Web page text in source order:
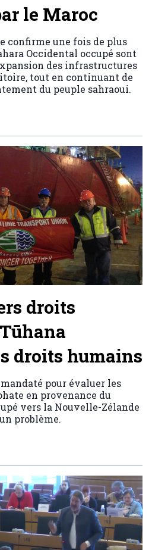
le Maroc
confirme une fois de plus
Occidental occupé sont
des infrastructures
tout en continuant de
du peuple sahraoui.
droits
droits humains
pour évaluer les
en provenance du
vers la Nouvelle-Zélande
problème.